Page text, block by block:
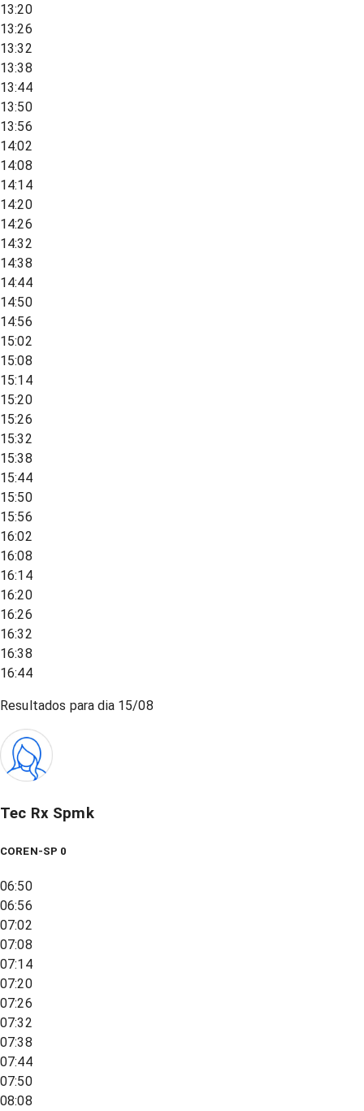
13:20
13:26
13:32
13:38
13:44
13:50
13:56
14:02
14:08
14:14
14:20
14:26
14:32
14:38
14:44
14:50
14:56
15:02
15:08
15:14
15:20
15:26
15:32
15:38
15:44
15:50
15:56
16:02
16:08
16:14
16:20
16:26
16:32
16:38
16:44
Resultados para dia 15/08
Tec Rx Spmk
COREN-SP 0
06:50
06:56
07:02
07:08
07:14
07:20
07:26
07:32
07:38
07:44
07:50
08:08